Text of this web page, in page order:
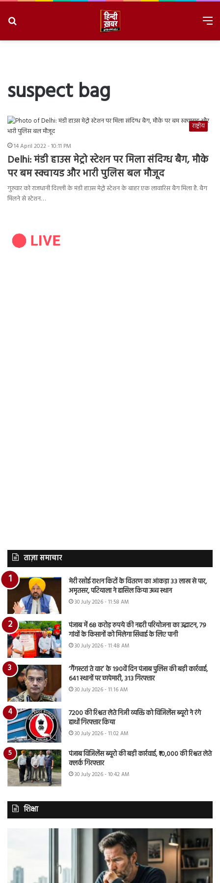
suspect bag
राष्ट्रीय
14 April 2022 - 10:11 PM
Delhi: मंडी हाउस मेट्रो स्टेशन पर मिला संदिग्ध बैग, मौके
पर बम स्क्वायड और भारी पुलिस बल मौजूद
गुरुवार को राजधानी दिल्ली के मंडी हाउस मेट्रो स्टेशन के बाहर एक लावारिस बैग मिला है. बैग
मिलने से स्टेशन…
ताज़ा समाचार
मेरी रसोई राशन किटों के वितरण का आंकड़ा 33 लाख से पार,
अमृतसर, पटियाला ने हासिल किया उच्च स्थान
30 July 2026 - 11:58 AM
पंजाब में 68 करोड़ रुपये की नहरी परियोजना का उद्घाटन, 79
गांवों के किसानों को मिलेगा सिंचाई के लिए पानी
30 July 2026 - 11:48 AM
‘गैंगस्टरां ते वार’ के 190वें दिन पंजाब पुलिस की बड़ी कार्रवाई,
641 स्थानों पर छापेमारी, 313 गिरफ्तार
30 July 2026 - 11:16 AM
7200 की रिश्वत लेते निजी व्यक्ति को विजिलेंस ब्यूरो ने रंगे
हाथों गिरफ्तार किया
30 July 2026 - 11:02 AM
पंजाब विजिलेंस ब्यूरो की बड़ी कार्रवाई, ₹10,000 की रिश्वत लेते
क्लर्क गिरफ्तार
30 July 2026 - 10:42 AM
शिक्षा